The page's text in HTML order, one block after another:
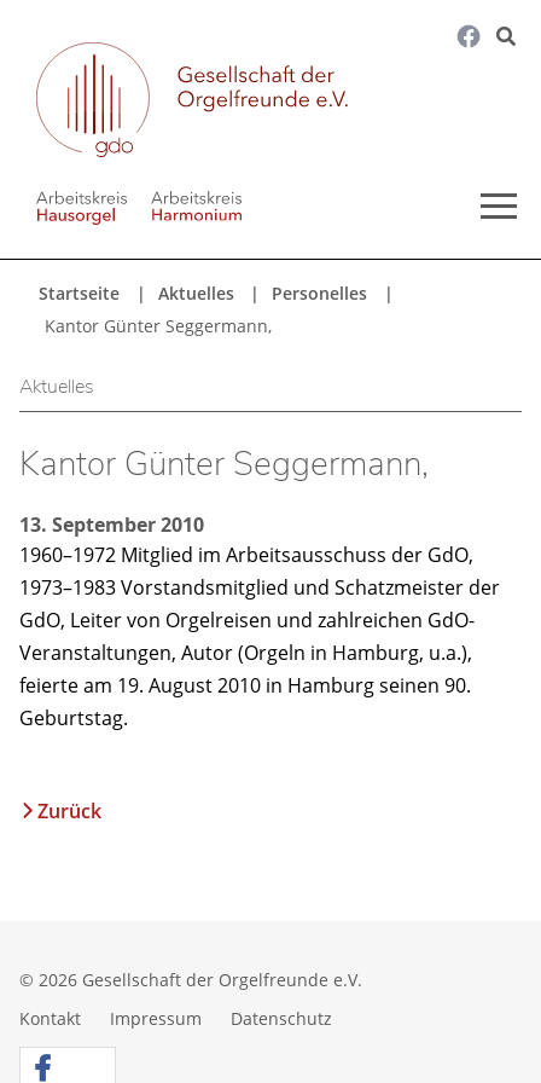
Startseite Aktuelles
Personelles
Kantor Günter Seggermann,
Aktuelles
Kantor Günter Seggermann,
13. September 2010
1960–1972 Mitglied im Arbeitsausschuss der GdO,
1973–1983 Vorstandsmitglied und Schatzmeister der
GdO, Leiter von Orgelreisen und zahlreichen GdO-
Veranstaltungen, Autor (Orgeln in Hamburg, u.a.),
feierte am 19. August 2010 in Hamburg seinen 90.
Geburtstag.
Zurück
© 2026 Gesellschaft der Orgelfreunde e.V.
Kontakt
Impressum Datenschutz